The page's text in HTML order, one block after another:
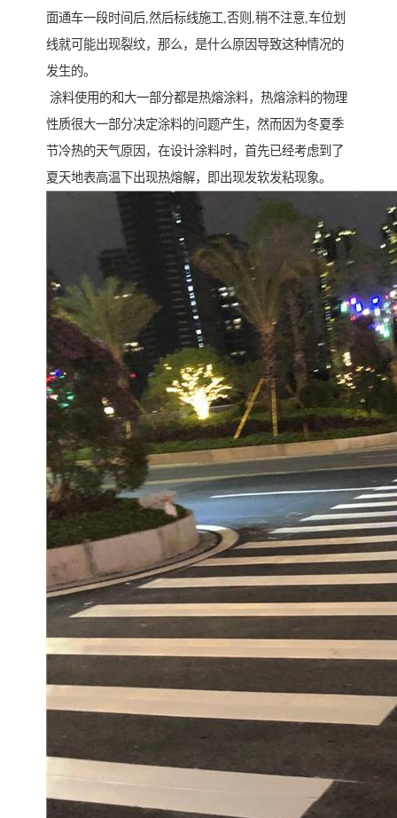
面通车一段时间后,然后标线施工,否则,稍不注意,车位划
线就可能出现裂纹，那么，是什么原因导致这种情况的
发生的。
涂料使用的和大一部分都是热熔涂料，热熔涂料的物理
性质很大一部分决定涂料的问题产生，然而因为冬夏季
节冷热的天气原因，在设计涂料时，首先已经考虑到了
夏天地表高温下出现热熔解，即出现发软发粘现象。